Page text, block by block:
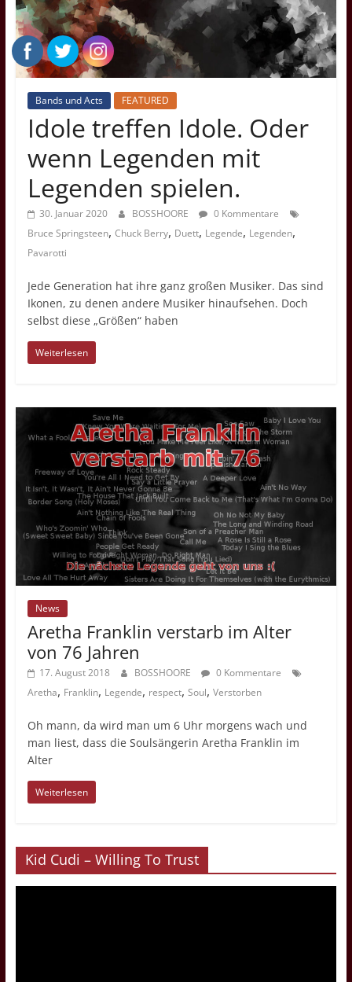
Übersetzungen,
Kritiken
und
Videovorschläge
Bands und Acts FEATURED
Idole treffen Idole. Oder
wenn Legenden mit
Legenden spielen.
30. Januar 2020 BOSSHOORE
0 Kommentare
Bruce Springsteen, Chuck Berry, Duett, Legende, Legenden,
Pavarotti
Jede Generation hat ihre ganz großen Musiker. Das sind
Ikonen, zu denen andere Musiker hinaufsehen. Doch
selbst diese „Größen“ haben
Weiterlesen
News
Aretha Franklin verstarb im Alter
von 76 Jahren
17. August 2018 BOSSHOORE
0 Kommentare
Aretha, Franklin, Legende, respect, Soul, Verstorben
Oh mann, da wird man um 6 Uhr morgens wach und
man liest, dass die Soulsängerin Aretha Franklin im
Alter
Weiterlesen
Kid Cudi – Willing To Trust